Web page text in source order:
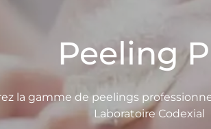
Peeling
la gamme de peelings
Laboratoire Codexial